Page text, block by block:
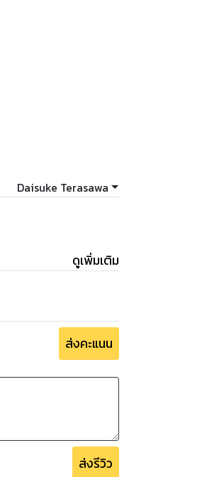
Daisuke Terasawa
ดูเพิ่มเติม
ส่งคะแนน
ส่งรีวิว